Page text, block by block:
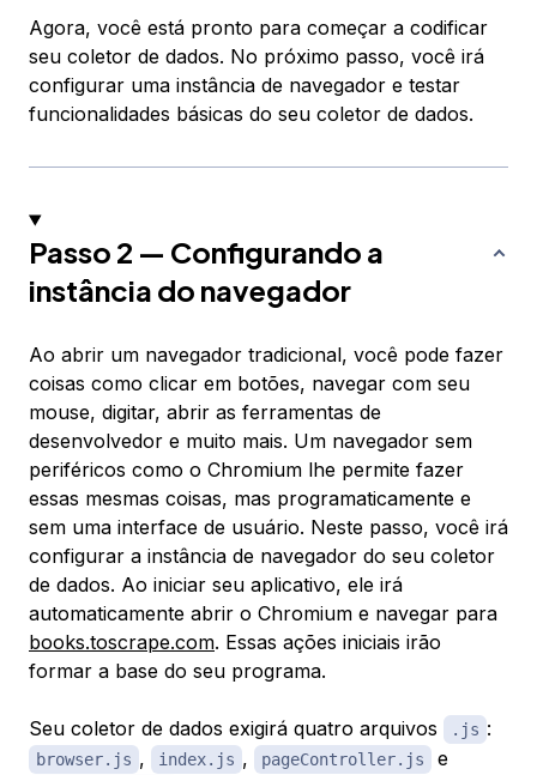
Agora, você está pronto para começar a codificar
seu coletor de dados. No próximo passo, você irá
configurar uma instância de navegador e testar
funcionalidades básicas do seu coletor de dados.
Passo 2 — Configurando a
instância do navegador
Ao abrir um navegador tradicional, você pode fazer
coisas como clicar em botões, navegar com seu
mouse, digitar, abrir as ferramentas de
desenvolvedor e muito mais. Um navegador sem
periféricos como o Chromium lhe permite fazer
essas mesmas coisas, mas programaticamente e
sem uma interface de usuário. Neste passo, você irá
configurar a instância de navegador do seu coletor
de dados. Ao iniciar seu aplicativo, ele irá
automaticamente abrir o Chromium e navegar para
books.toscrape.com. Essas ações iniciais irão
formar a base do seu programa.
Seu coletor de dados exigirá quatro arquivos .js :
browser.js , index.js , pageController.js e